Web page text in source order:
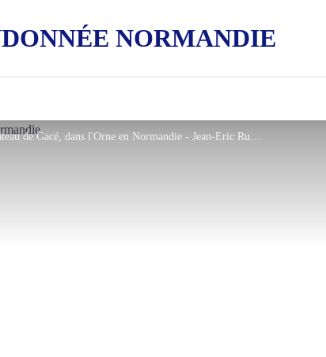
NORMANDIE
Château de Gacé, dans l'Orne en Normandie - Jean-Eric Rubio